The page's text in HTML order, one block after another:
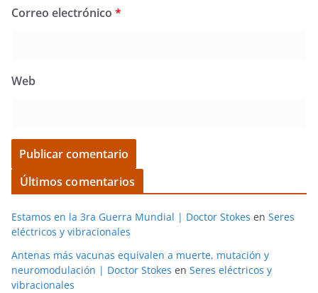
Correo electrónico *
Web
Últimos comentarios
Estamos en la 3ra Guerra Mundial | Doctor Stokes en Seres
eléctricos y vibracionales
Antenas más vacunas equivalen a muerte, mutación y
neuromodulación | Doctor Stokes en Seres eléctricos y
vibracionales